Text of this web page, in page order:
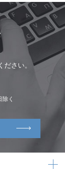
さい。
く